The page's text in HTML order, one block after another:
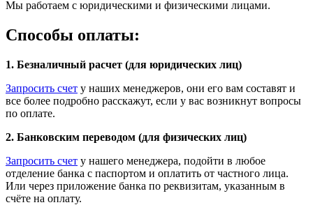
Мы работаем с юридическими и физическими лицами.
Способы оплаты:
1. Безналичный расчет (для юридических лиц)
Запросить счет у наших менеджеров, они его вам составят и
все более подробно расскажут, если у вас возникнут вопросы
по оплате.
2. Банковским переводом (для физических лиц)
Запросить счет у нашего менеджера, подойти в любое
отделение банка с паспортом и оплатить от частного лица.
Или через приложение банка по реквизитам, указанным в
счёте на оплату.